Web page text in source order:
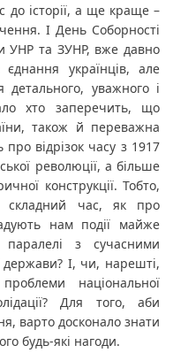
до історії, а ще краще –
І День Соборності
УНР та ЗУНР, вже давно
українців, але
уважного і
хто заперечить, що
також й переважна
відрізок часу з 1917
революції, а більше
конструкції. Тобто,
час, як про
нам події майже
з сучасними
держави? І, чи, нарешті,
національної
Для того, аби
варто досконало знати
будь-які нагоди.